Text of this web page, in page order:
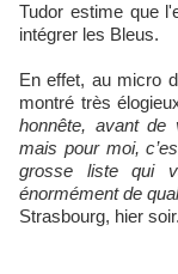
Tudor estime que
intégrer les Bleus.
En effet, au micro
montré très
honnête, avant de
mais pour moi,
grosse liste qui
énormément de
Strasbourg, hier soir.